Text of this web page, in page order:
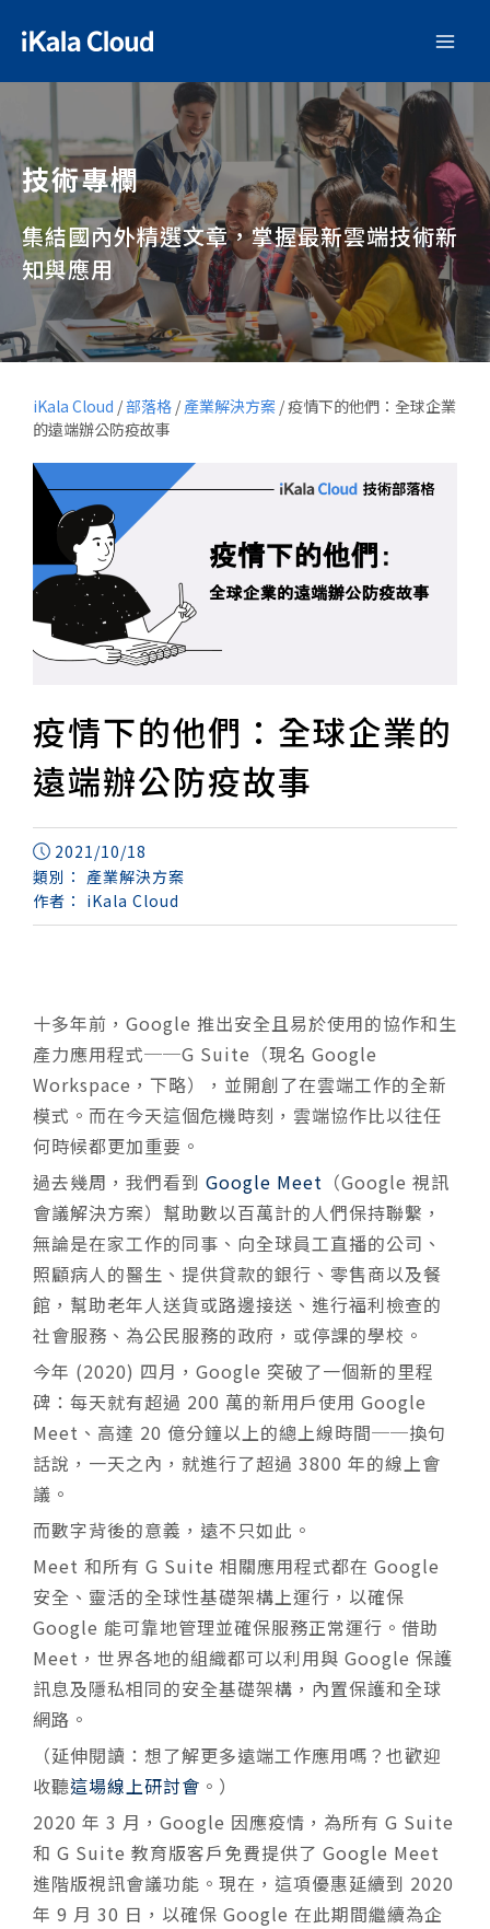
技術專欄
集結國內外精選文章，掌握最新雲端技術新
知與應用
iKala Cloud /部落格 / 產業解決方案 /疫情下的他們：全球企業
的遠端辦公防疫故事
疫情下的他們：全球企業的
遠端辦公防疫故事
2021/10/18
類別： 產業解決方案
作者： iKala Cloud
十多年前，Google 推出安全且易於使用的協作和生
產力應用程式──G Suite（現名 Google
Workspace，下略），並開創了在雲端工作的全新
模式。而在今天這個危機時刻，雲端協作比以往任
何時候都更加重要。
過去幾周，我們看到 Google Meet （Google 視訊
會議解決方案）幫助數以百萬計的人們保持聯繫，
無論是在家工作的同事、向全球員工直播的公司、
照顧病人的醫生、提供貸款的銀行、零售商以及餐
館，幫助老年人送貨或路邊接送、進行福利檢查的
社會服務、為公民服務的政府，或停課的學校。
今年 (2020) 四月，Google 突破了一個新的里程
碑：每天就有超過 200 萬的新用戶使用 Google
Meet、高達 20 億分鐘以上的總上線時間──換句
話說，一天之內，就進行了超過 3800 年的線上會
議。
而數字背後的意義，遠不只如此。
Meet 和所有 G Suite 相關應用程式都在 Google
安全、靈活的全球性基礎架構上運行，以確保
Google 能可靠地管理並確保服務正常運行。借助
Meet，世界各地的組織都可以利用與 Google 保護
訊息及隱私相同的安全基礎架構，內置保護和全球
網路。
（延伸閱讀：想了解更多遠端工作應用嗎？也歡迎
收聽這場線上研討會 。）
2020 年 3 月，Google 因應疫情，為所有 G Suite
和 G Suite 教育版客戶免費提供了 Google Meet
進階版視訊會議功能。現在，這項優惠延續到 2020
年 9 月 30 日，以確保 Google 在此期間繼續為企